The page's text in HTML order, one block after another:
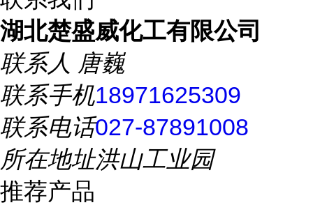
湖北楚盛威化工有限公司
联系人 唐巍
联系手机18971625309
联系电话027-87891008
所在地址洪山工业园
推荐产品